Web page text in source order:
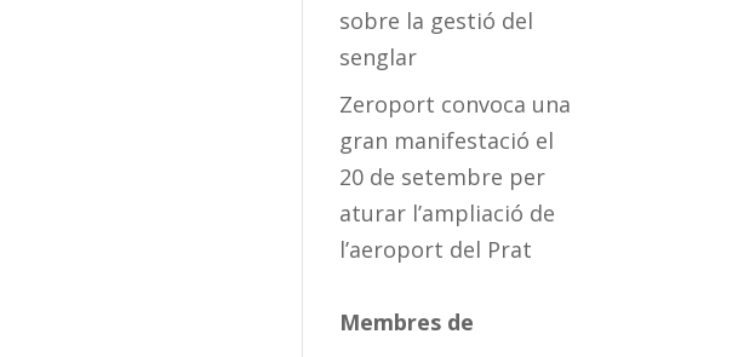
sobre la gestió del
senglar
Zeroport convoca una
gran manifestació el
20 de setembre per
aturar l’ampliació de
l’aeroport del Prat
Membres de